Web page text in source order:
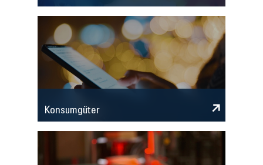
Konsumgüter